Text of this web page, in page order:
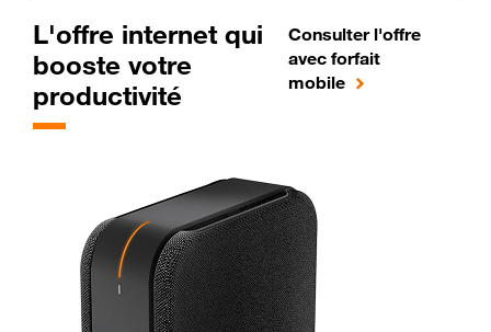
L'offre internet qui
booste votre
productivité
Consulter l'offre
avec forfait
mobile